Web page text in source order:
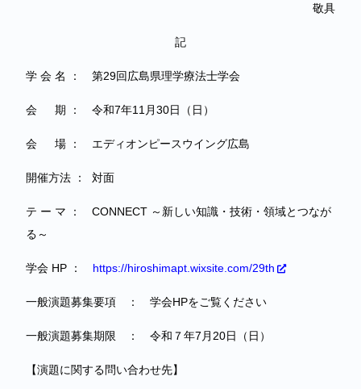
敬具
記
学 会 名 ： 第29回広島県理学療法士学会
会 期 ： 令和7年11月30日（日）
会 場 ： エディオンピースウイング広島
開催方法 ： 対面
テ ー マ ： CONNECT ～新しい知識・技術・領域とつなが
る～
学会 HP ： https://hiroshimapt.wixsite.com/29th
一般演題募集要項 ： 学会HPをご覧ください
一般演題募集期限 ： 令和７年7月20日（日）
【演題に関する問い合わせ先】